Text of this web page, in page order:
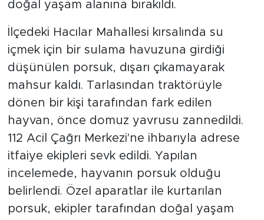
doğal yaşam alanına bırakıldı.
İlçedeki Hacılar Mahallesi kırsalında su
içmek için bir sulama havuzuna girdiği
düşünülen porsuk, dışarı çıkamayarak
mahsur kaldı. Tarlasından traktörüyle
dönen bir kişi tarafından fark edilen
hayvan, önce domuz yavrusu zannedildi.
112 Acil Çağrı Merkezi'ne ihbarıyla adrese
itfaiye ekipleri sevk edildi. Yapılan
incelemede, hayvanın porsuk olduğu
belirlendi. Özel aparatlar ile kurtarılan
porsuk, ekipler tarafından doğal yaşam